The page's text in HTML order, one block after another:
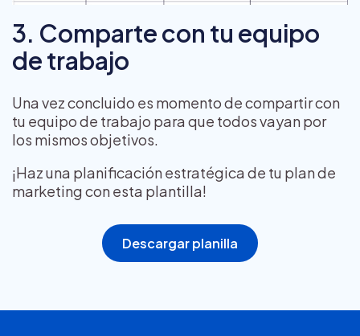
3. Comparte con tu equipo
de trabajo
Una vez concluido es momento de compartir con
tu equipo de trabajo para que todos vayan por
los mismos objetivos.
¡Haz una planificación estratégica de tu plan de
marketing con esta plantilla!
Descargar planilla